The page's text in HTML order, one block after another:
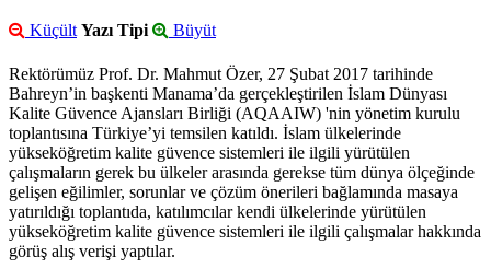
Küçült Yazı Tipi Büyüt
Rektörümüz Prof. Dr. Mahmut Özer, 27 Şubat 2017 tarihinde
Bahreyn’in başkenti Manama’da gerçekleştirilen İslam Dünyası
Kalite Güvence Ajansları Birliği (AQAAIW) 'nin yönetim kurulu
toplantısına Türkiye’yi temsilen katıldı. İslam ülkelerinde
yükseköğretim kalite güvence sistemleri ile ilgili yürütülen
çalışmaların gerek bu ülkeler arasında gerekse tüm dünya ölçeğinde
gelişen eğilimler, sorunlar ve çözüm önerileri bağlamında masaya
yatırıldığı toplantıda, katılımcılar kendi ülkelerinde yürütülen
yükseköğretim kalite güvence sistemleri ile ilgili çalışmalar hakkında
görüş alış verişi yaptılar.